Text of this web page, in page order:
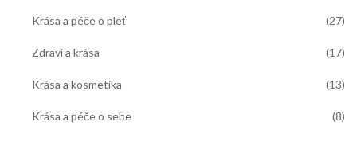
Krása a péče o pleť (27)
Zdraví a krása (17)
Krása a kosmetika (13)
Krása a péče o sebe (8)